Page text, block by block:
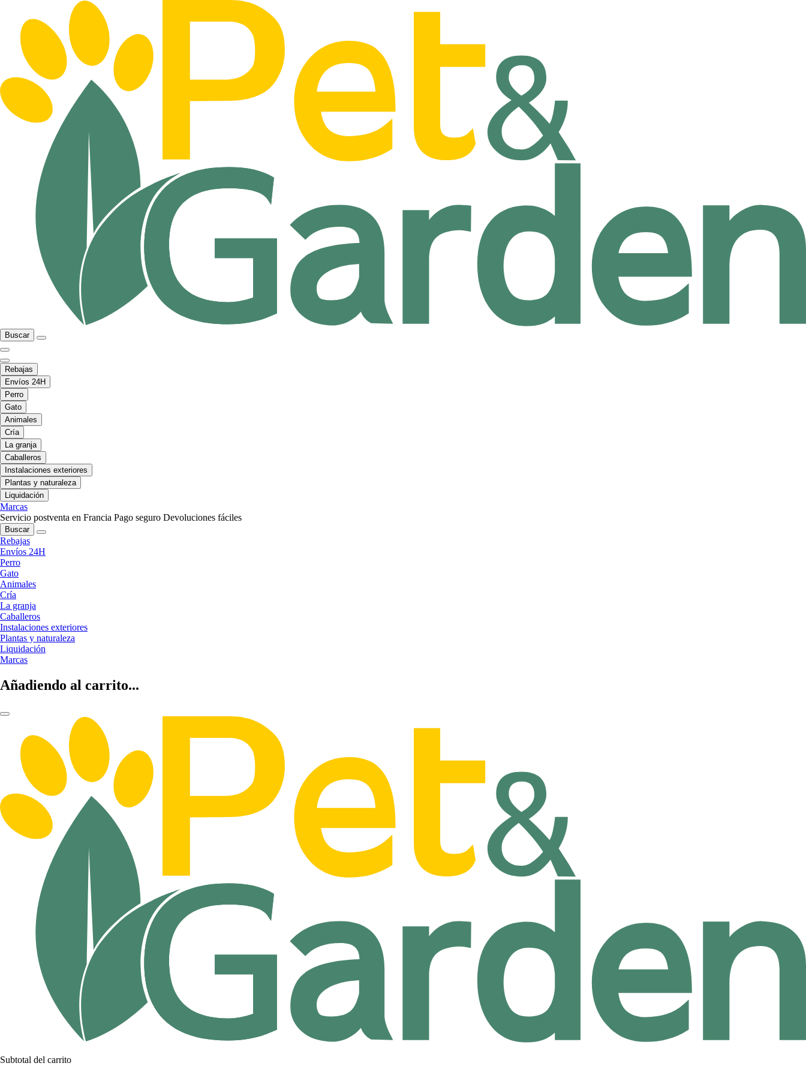
Buscar
Rebajas
Envíos 24H
Perro
Gato
Animales
Cría
La granja
Caballeros
Instalaciones exteriores
Plantas y naturaleza
Liquidación
Marcas
Servicio postventa en Francia Pago seguro Devoluciones fáciles
Buscar
Rebajas
Envíos 24H
Perro
Gato
Animales
Cría
La granja
Caballeros
Instalaciones exteriores
Plantas y naturaleza
Liquidación
Marcas
Añadiendo al carrito...
Subtotal del carrito